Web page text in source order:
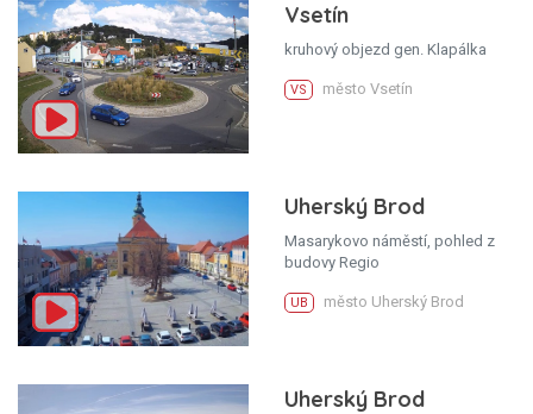
Vsetín
kruhový objezd gen. Klapálka
VS město Vsetín
Uherský Brod
Masarykovo náměstí, pohled z
budovy Regio
UB město Uherský Brod
Uherský Brod